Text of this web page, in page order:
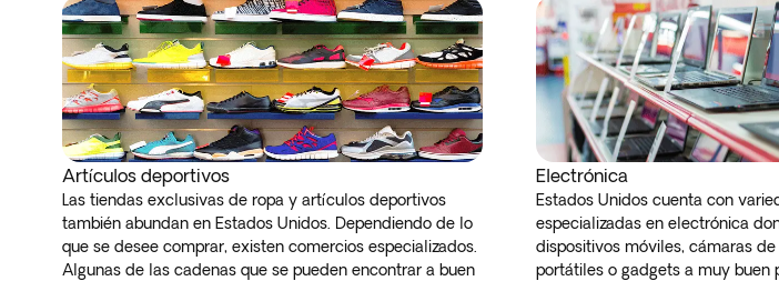
Artículos deportivos
Las tiendas exclusivas de ropa y artículos deportivos
también abundan en Estados Unidos. Dependiendo de lo
que se desee comprar, existen comercios especializados.
Algunas de las cadenas que se pueden encontrar a buen
Electrónica
Estados Unidos cuenta con
especializadas en electrónica
dispositivos móviles, cámaras
portátiles o gadgets a muy buen